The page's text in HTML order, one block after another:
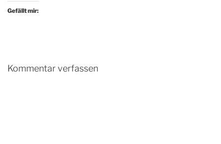
Gefällt mir:
Kommentar verfassen